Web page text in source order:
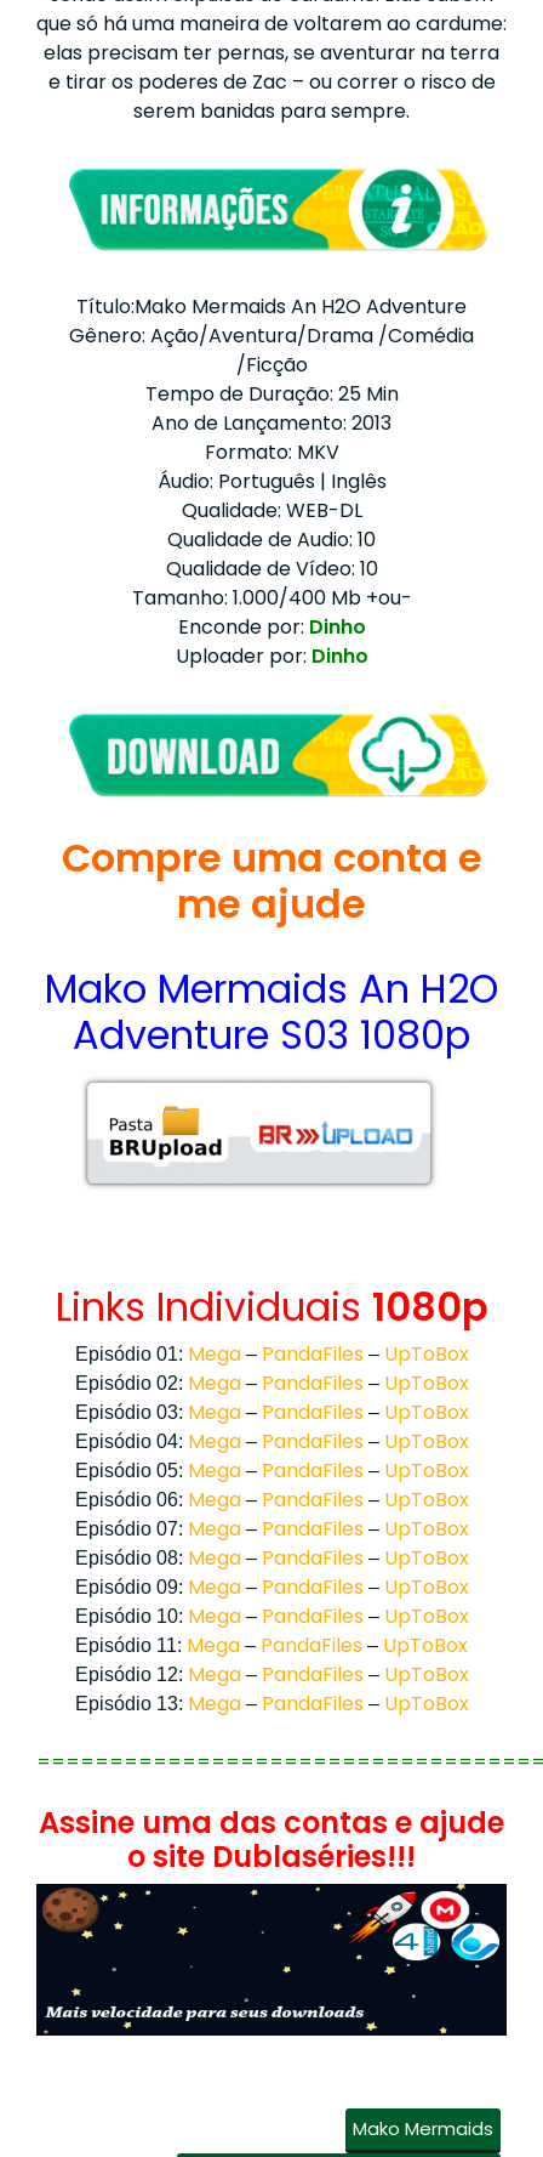
que só há uma maneira de voltarem ao cardume:
elas precisam ter pernas, se aventurar na terra
e tirar os poderes de Zac – ou correr o risco de
serem banidas para sempre.
Título:Mako Mermaids An H2O Adventure
Gênero: Ação/Aventura/Drama /Comédia
/Ficção
Tempo de Duração: 25 Min
Ano de Lançamento: 2013
Formato: MKV
Áudio: Português | Inglês
Qualidade: WEB-DL
Qualidade de Audio: 10
Qualidade de Vídeo: 10
Tamanho: 1.000/400 Mb +ou-
Enconde por: Dinho
Uploader por: Dinho
Compre uma conta e
me ajude
Mako Mermaids An H2O
Adventure S03 1080p
Links Individuais 1080p
Episódio 01: Mega– PandaFiles– UpToBox
Episódio 02: Mega– PandaFiles– UpToBox
Episódio 03: Mega– PandaFiles– UpToBox
Episódio 04: Mega– PandaFiles– UpToBox
Episódio 05: Mega– PandaFiles– UpToBox
Episódio 06: Mega– PandaFiles– UpToBox
Episódio 07: Mega– PandaFiles– UpToBox
Episódio 08: Mega– PandaFiles– UpToBox
Episódio 09: Mega– PandaFiles– UpToBox
Episódio 10: Mega– PandaFiles– UpToBox
Episódio 11: Mega – PandaFiles – UpToBox
Episódio 12: Mega– PandaFiles– UpToBox
Episódio 13: Mega– PandaFiles– UpToBox
Assine uma das contas e ajude
o site Dublaséries!!!
Mako Mermaids